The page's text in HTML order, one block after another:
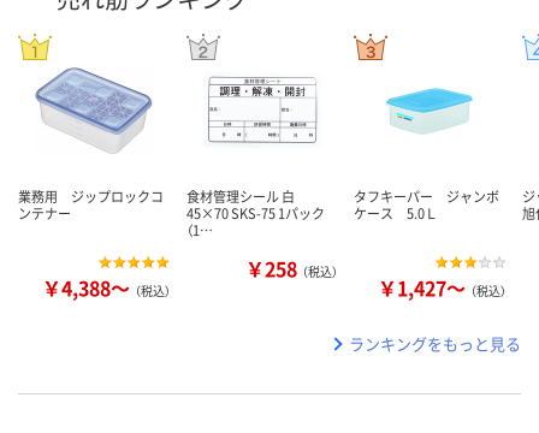
業務用 ジップロックコ
ンテナー
￥4,388～ （税込）
食材管理シール 白
45×70 SKS-75 1パック
（1…
￥258 （税込）
タフキーパー ジャンボ
ケース 5.0Ｌ
￥1,427～ （税込）
旭
ランキングをもっと見る